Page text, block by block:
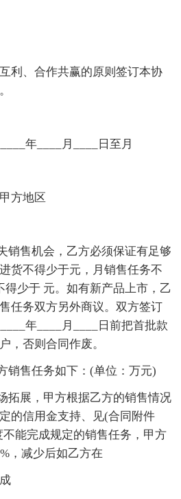
利、合作共赢的原则签订本协
年____月____日至月
方地区
销售机会，乙方必须保证有足够
货不得少于元，月销售任务不
得少于 元。如有新产品上市，乙
任务双方另外商议。双方签订
年____月____日前把首批款
，否则合同作废。
销售任务如下：(单位：万元)
拓展，甲方根据乙方的销售情况
的信用金支持、见(合同附件
能完成规定的销售任务，甲方
，减少后如乙方在